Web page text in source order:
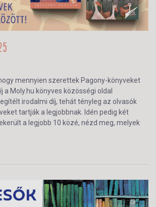
mennyien szerettek Pagony-könyveket
a Moly.hu könyves közösségi oldal
irodalmi díj, tehát tényleg az olvasók
tartják a legjobbnak. Idén pedig két
a legjobb 10 közé, nézd meg, melyek